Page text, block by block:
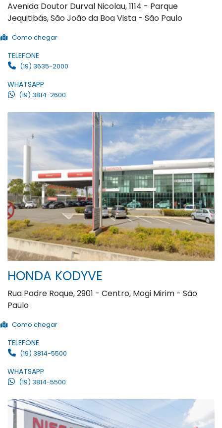
Avenida Doutor Durval Nicolau, 1114 - Parque
Jequitibás, São João da Boa Vista - São Paulo
Como chegar
TELEFONE
(19) 3635-2000
WHATSAPP
(19) 3814-2600
HONDA KODYVE
Rua Padre Roque, 2901 - Centro, Mogi Mirim - São
Paulo
Como chegar
TELEFONE
(19) 3814-5500
WHATSAPP
(19) 3814-5500